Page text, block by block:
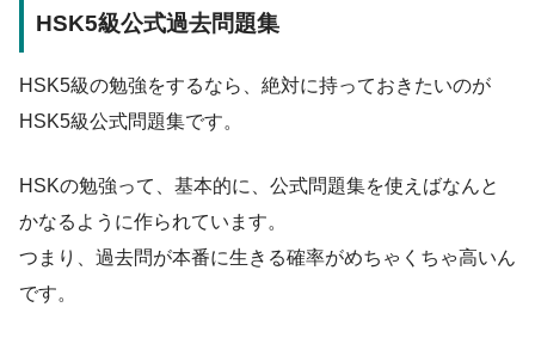
HSK5級公式過去問題集
HSK5級の勉強をするなら、絶対に持っておきたいのが
HSK5級公式問題集です。
HSKの勉強って、基本的に、公式問題集を使えばなんと
かなるように作られています。
つまり、過去問が本番に生きる確率がめちゃくちゃ高いん
です。